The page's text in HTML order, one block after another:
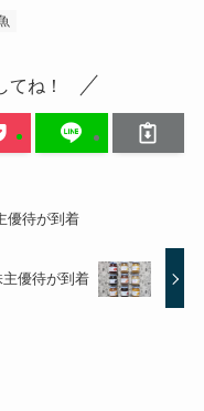
てね！
優待が到着
優待が到着